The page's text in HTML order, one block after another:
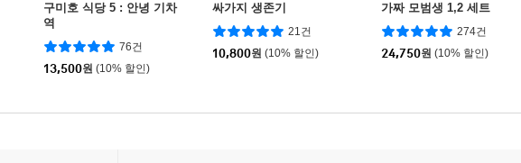
구미호 식당 5 : 안녕 기차
역
76건
13,500원 (10% 할인)
싸가지 생존기
21건
10,800원 (10% 할인)
가짜 모범생 1,2 세트
274건
24,750원 (10% 할인)